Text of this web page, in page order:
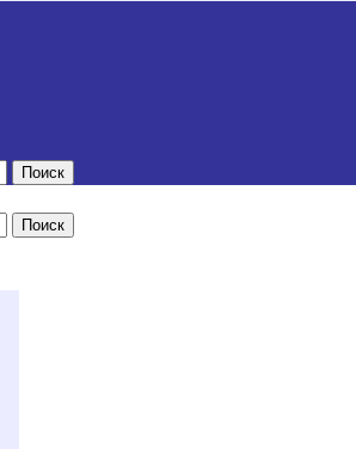
Поиск
Поиск